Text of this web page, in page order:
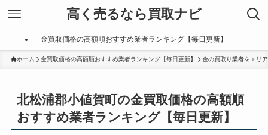
高く売るなら買取ナビ
金買取価格の高額順おすすめ業者ランキング【毎日更新】
ホーム 金買取価格の高額順おすすめ業者ランキング【毎日更新】 金の買取り業者をエリ
北松浦郡小値賀町の金買取価格の高額順
おすすめ業者ランキング【毎日更新】